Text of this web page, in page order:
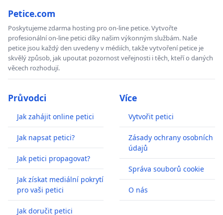
Petice.com
Poskytujeme zdarma hosting pro on-line petice. Vytvořte
profesionální on-line petici díky našim výkonným službám. Naše
petice jsou každý den uvedeny v médiích, takže vytvoření petice je
skvělý způsob, jak upoutat pozornost veřejnosti i těch, kteří o daných
věcech rozhodují.
Průvodci
Jak zahájit online petici
Jak napsat petici?
Jak petici propagovat?
Jak získat mediální pokrytí
pro vaši petici
Jak doručit petici
Více
Vytvořit petici
Zásady ochrany osobních
údajů
Správa souborů cookie
O nás